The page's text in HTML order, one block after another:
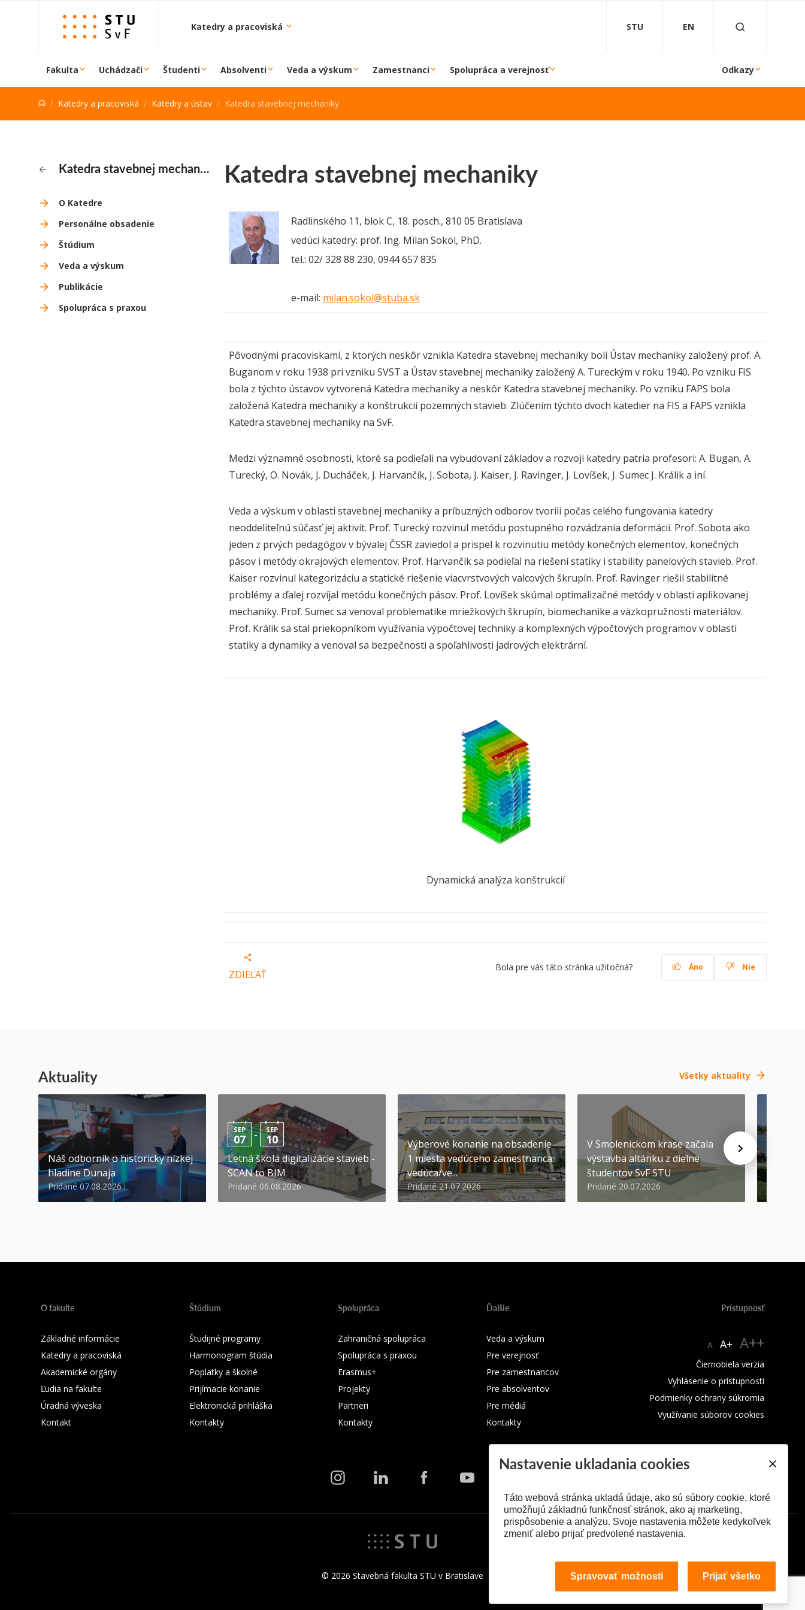
Prejsť na obsah
Katedry a pracoviská STU EN
Fakulta Uchádzači Študenti Absolventi Veda a výskum Zamestnanci Spolupráca a verejnosť Odkazy
Katedry a pracoviská Katedry a ústav Katedra stavebnej mechaniky
Katedra stavebnej mechaniky
O Katedre
Personálne obsadenie
Štúdium
Veda a výskum
Publikácie
Spolupráca s praxou
Katedra stavebnej mechaniky
Radlinského 11, blok C, 18. posch., 810 05 Bratislava
vedúci katedry: prof. Ing. Milan Sokol, PhD.
tel.: 02/ 328 88 230, 0944 657 835
e-mail: milan.sokol@stuba.sk
Pôvodnými pracoviskami, z ktorých neskôr vznikla Katedra stavebnej mechaniky boli Ústav mechaniky založený prof. A.
Buganom v roku 1938 pri vzniku SVST a Ústav stavebnej mechaniky založený A. Tureckým v roku 1940. Po vzniku FIS
bola z týchto ústavov vytvorená Katedra mechaniky a neskôr Katedra stavebnej mechaniky. Po vzniku FAPS bola
založená Katedra mechaniky a konštrukcií pozemných stavieb. Zlúčením týchto dvoch katedier na FIS a FAPS vznikla
Katedra stavebnej mechaniky na SvF.
Medzi významné osobnosti, ktoré sa podieľali na vybudovaní základov a rozvoji katedry patria profesori: A. Bugan, A.
Turecký, O. Novák, J. Ducháček, J. Harvančík, J. Sobota, J. Kaiser, J. Ravinger, J. Lovíšek, J. Sumec J. Králik a iní.
Veda a výskum v oblasti stavebnej mechaniky a príbuzných odborov tvorili počas celého fungovania katedry
neoddeliteľnú súčasť jej aktivít. Prof. Turecký rozvinul metódu postupného rozvádzania deformácií. Prof. Sobota ako
jeden z prvých pedagógov v bývalej ČSSR zaviedol a prispel k rozvinutiu metódy konečných elementov, konečných
pásov i metódy okrajových elementov. Prof. Harvančík sa podieľal na riešení statiky i stability panelových stavieb. Prof.
Kaiser rozvinul kategorizáciu a statické riešenie viacvrstvových valcových škrupín. Prof. Ravinger riešil stabilitné
problémy a ďalej rozvíjal metódu konečných pásov. Prof. Lovíšek skúmal optimalizačné metódy v oblasti aplikovanej
mechaniky. Prof. Sumec sa venoval problematike mriežkových škrupín, biomechanike a väzkopružnosti materiálov.
Prof. Králik sa stal priekopníkom využívania výpočtovej techniky a komplexných výpočtových programov v oblasti
statiky a dynamiky a venoval sa bezpečnosti a spoľahlivosti jadrových elektrární.
Dynamická analýza konštrukcií
ZDIEĽAŤ
Bola pre vás táto stránka užitočná? Áno Nie
Aktuality Všetky aktuality
Náš odborník o historicky nízkej
hladine Dunaja
Pridané 07.08.2026
SEP
07 - SEP
10
Letná škola digitalizácie stavieb -
SCAN to BIM
Pridané 06.08.2026
Výberové konanie na obsadenie
1 miesta vedúceho zamestnanca:
vedúca/ve...
Pridané 21.07.2026
V Smolenickom krase začala
výstavba altánku z dielne
študentov SvF STU
Pridané 20.07.2026
O fakulte
Základné informácie
Katedry a pracoviská
Akademické orgány
Ľudia na fakulte
Úradná výveska
Kontakt
Štúdium
Študijné programy
Harmonogram štúdia
Poplatky a školné
Prijímacie konanie
Elektronická prihláška
Kontakty
Spolupráca
Zahraničná spolupráca
Spolupráca s praxou
Erasmus+
Projekty
Partneri
Kontakty
Ďalšie
Veda a výskum
Pre verejnosť
Pre zamestnancov
Pre absolventov
Pre médiá
Kontakty
Prístupnosť
A A+ A++
Čiernobiela verzia
Vyhlásenie o prístupnosti
Podmienky ochrany súkromia
Využívanie súborov cookies
© 2026 Stavebná fakulta STU v Bratislave
Nastavenie ukladania cookies
Táto webová stránka ukladá údaje, ako sú súbory cookie, ktoré
umožňujú základnú funkčnosť stránok, ako aj marketing,
prispôsobenie a analýzu. Svoje nastavenia môžete kedykoľvek
zmeniť alebo prijať predvolené nastavenia.
Spravovať možnosti Prijať všetko